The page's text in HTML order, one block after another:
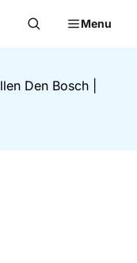
Menu
Den Bosch